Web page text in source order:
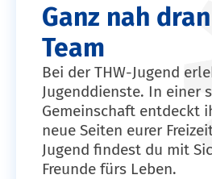
Ganz nah
Team
Bei der THW-Jugend
Jugenddienste. In einer
Gemeinschaft entdeckt
neue Seiten eurer
Jugend findest du mit
Freunde fürs Leben.